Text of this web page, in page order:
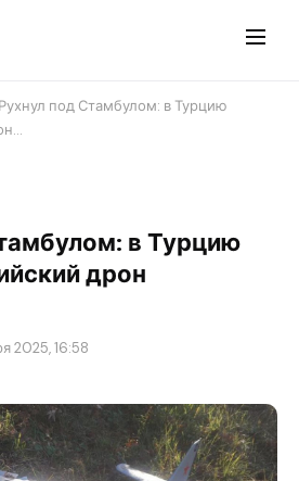
Рухнул под Стамбулом: в Турцию
в Турцию
дрон
2025, 16:58